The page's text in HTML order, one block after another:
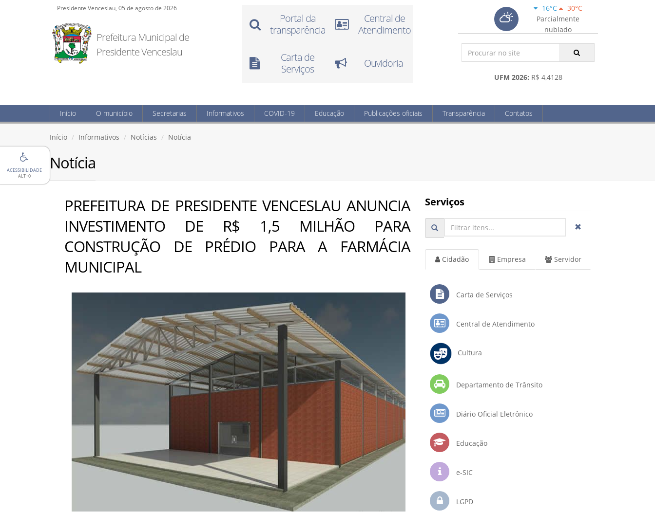
ACESSIBILIDADE
ALT+0
Presidente Venceslau, 05 de agosto de 2026
Prefeitura Municipal de
Presidente Venceslau
Portal da
transparência
Central de
Atendimento
Carta de
Serviços
Ouvidoria
16°C
30°C
Parcialmente
nublado
UFM 2026: R$ 4,4128
Início O município Secretarias Informativos COVID-19 Educação Publicações oficiais Transparência Contatos
Início Informativos Notícias Notícia
Notícia
PREFEITURA DE PRESIDENTE VENCESLAU ANUNCIA
INVESTIMENTO DE R$ 1,5 MILHÃO PARA
CONSTRUÇÃO DE PRÉDIO PARA A FARMÁCIA
MUNICIPAL
Serviços
Cidadão Empresa Servidor
Carta de Serviços
Central de Atendimento
Cultura
Departamento de Trânsito
Diário Oficial Eletrônico
Educação
e-SIC
LGPD